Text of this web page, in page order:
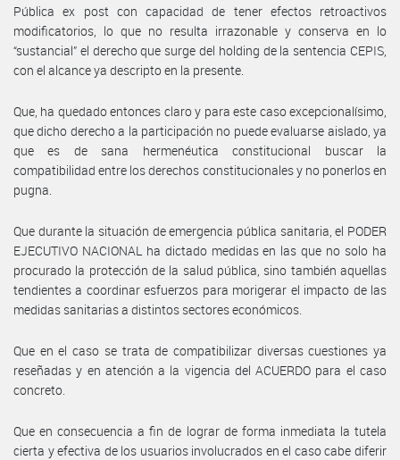
Pública ex post con capacidad de tener efectos retroactivos
modificatorios, lo que no resulta irrazonable y conserva en lo
“sustancial” el derecho que surge del holding de la sentencia CEPIS,
con el alcance ya descripto en la presente.
Que, ha quedado entonces claro y para este caso excepcionalísimo,
que dicho derecho a la participación no puede evaluarse aislado, ya
que es de sana hermenéutica constitucional buscar la
compatibilidad entre los derechos constitucionales y no ponerlos en
pugna.
Que durante la situación de emergencia pública sanitaria, el PODER
EJECUTIVO NACIONAL ha dictado medidas en las que no solo ha
procurado la protección de la salud pública, sino también aquellas
tendientes a coordinar esfuerzos para morigerar el impacto de las
medidas sanitarias a distintos sectores económicos.
Que en el caso se trata de compatibilizar diversas cuestiones ya
reseñadas y en atención a la vigencia del ACUERDO para el caso
concreto.
Que en consecuencia a fin de lograr de forma inmediata la tutela
cierta y efectiva de los usuarios involucrados en el caso cabe diferir